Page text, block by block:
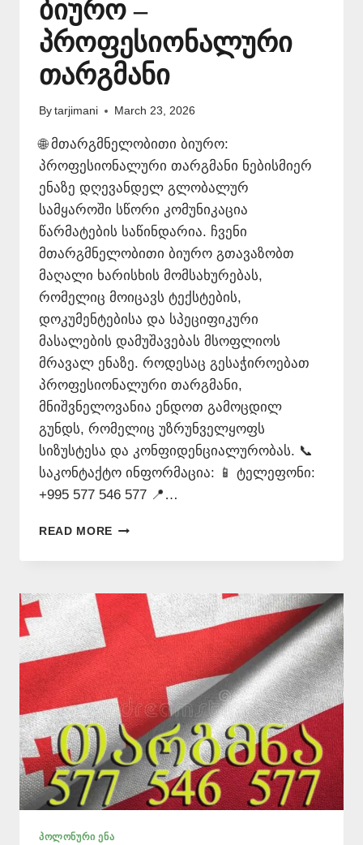
ბიურო –
პროფესიონალური
თარგმანი
By tarjimani March 23, 2026
🌐 მთარგმნელობითი ბიურო:
პროფესიონალური თარგმანი ნებისმიერ
ენაზე დღევანდელ გლობალურ
სამყაროში სწორი კომუნიკაცია
წარმატების საწინდარია. ჩვენი
მთარგმნელობითი ბიურო გთავაზობთ
მაღალი ხარისხის მომსახურებას,
რომელიც მოიცავს ტექსტების,
დოკუმენტებისა და სპეციფიკური
მასალების დამუშავებას მსოფლიოს
მრავალ ენაზე. როდესაც გესაჭიროებათ
პროფესიონალური თარგმანი,
მნიშვნელოვანია ენდოთ გამოცდილ
გუნდს, რომელიც უზრუნველყოფს
სიზუსტესა და კონფიდენციალურობას. 📞
საკონტაქტო ინფორმაცია: 📱 ტელეფონი:
+995 577 546 577 📍…
READ MORE ᲛᲗᲐᲠᲒᲛᲜᲔᲚᲝᲑᲘᲗᲘ
–
ᲗᲐᲠᲒᲛᲐᲜᲘ
ᲞᲝᲚᲝᲜᲣᲠᲘ ᲔᲜᲐ